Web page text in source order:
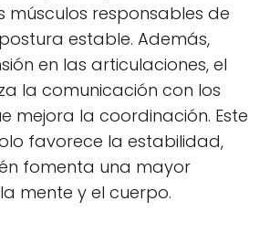
músculos responsables de
estable. Además,
en las articulaciones, el
la comunicación con los
mejora la coordinación. Este
favorece la estabilidad,
fomenta una mayor
mente y el cuerpo.